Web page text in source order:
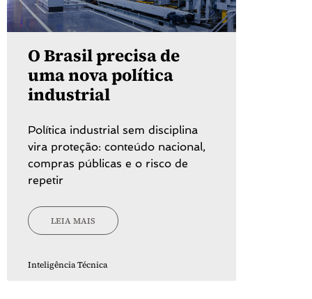
O Brasil precisa de
uma nova política
industrial
Política industrial sem disciplina
vira proteção: conteúdo nacional,
compras públicas e o risco de
repetir
LEIA MAIS
Inteligência Técnica